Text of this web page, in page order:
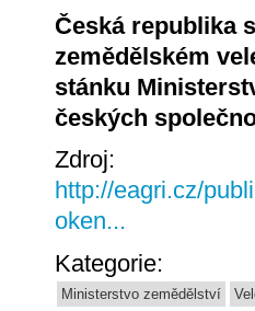
Česká republika
zemědělském
stánku
českých
Zdroj:
http://eagri.cz/
oken...
Kategorie:
Ministerstvo zemědělství